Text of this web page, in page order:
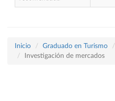
Inicio Graduado en Turismo
Investigación de mercados